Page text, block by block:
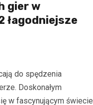
gier w
łagodniejsze
do spędzenia
Doskonałym
w fascynującym świecie